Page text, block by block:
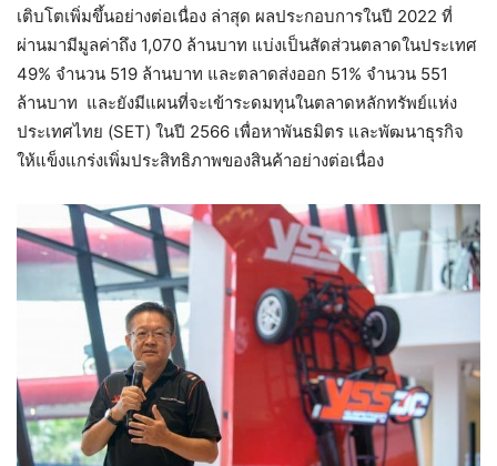
เติบโตเพิ่มขึ้นอย่างต่อเนื่อง ล่าสุด ผลประกอบการในปี 2022 ที่
ผ่านมามีมูลค่าถึง 1,070 ล้านบาท แบ่งเป็นสัดส่วนตลาดในประเทศ
49% จำนวน 519 ล้านบาท และตลาดส่งออก 51% จำนวน 551
ล้านบาท และยังมีแผนที่จะเข้าระดมทุนในตลาดหลักทรัพย์แห่ง
ประเทศไทย (SET) ในปี 2566 เพื่อหาพันธมิตร และพัฒนาธุรกิจ
ให้แข็งแกร่งเพิ่มประสิทธิภาพของสินค้าอย่างต่อเนื่อง